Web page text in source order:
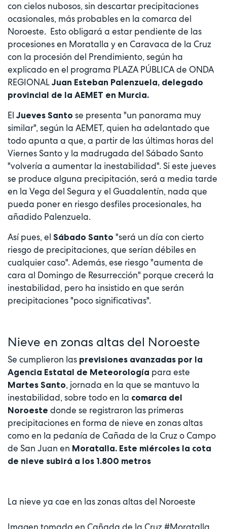
con cielos nubosos, sin descartar precipitaciones
ocasionales, más probables en la comarca del
Noroeste. Esto obligará a estar pendiente de las
procesiones en Moratalla y en Caravaca de la Cruz
con la procesión del Prendimiento, según ha
explicado en el programa PLAZA PÚBLICA de ONDA
REGIONAL Juan Esteban Palenzuela, delegado
provincial de la AEMET en Murcia.
El Jueves Santo se presenta "un panorama muy
similar", según la AEMET, quien ha adelantado que
todo apunta a que, a partir de las últimas horas del
Viernes Santo y la madrugada del Sábado Santo
"volvería a aumentar la inestabilidad". Si este jueves
se produce alguna precipitación, será a media tarde
en la Vega del Segura y el Guadalentín, nada que
pueda poner en riesgo desfiles procesionales, ha
añadido Palenzuela.
Así pues, el Sábado Santo "será un día con cierto
riesgo de precipitaciones, que serían débiles en
cualquier caso". Además, ese riesgo "aumenta de
cara al Domingo de Resurrección" porque crecerá la
inestabilidad, pero ha insistido en que serán
precipitaciones "poco significativas".
Nieve en zonas altas del Noroeste
Se cumplieron las previsiones avanzadas por la
Agencia Estatal de Meteorología para este
Martes Santo, jornada en la que se mantuvo la
inestabilidad, sobre todo en la comarca del
Noroeste donde se registraron las primeras
precipitaciones en forma de nieve en zonas altas
como en la pedanía de Cañada de la Cruz o Campo
de San Juan en Moratalla. Este miércoles la cota
de nieve subirá a los 1.800 metros
La nieve ya cae en las zonas altas del Noroeste